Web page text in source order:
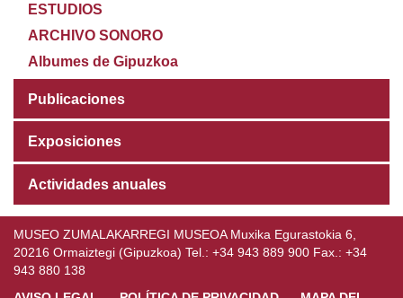
ESTUDIOS
ARCHIVO SONORO
Albumes de Gipuzkoa
Publicaciones
Exposiciones
Actividades anuales
MUSEO ZUMALAKARREGI MUSEOA Muxika Egurastokia 6,
20216 Ormaiztegi (Gipuzkoa) Tel.: +34 943 889 900 Fax.: +34
943 880 138